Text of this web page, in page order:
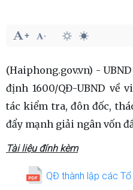
(Haiphong.gov.vn) -
định 1600/QĐ-UBND về
tác kiểm tra, đôn đốc,
đẩy mạnh giải ngân vốn
Tài liệu đính kèm
QĐ thành lập các